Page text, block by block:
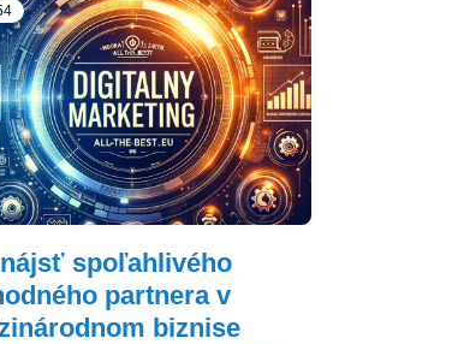
spoľahlivého
partnera v
biznise